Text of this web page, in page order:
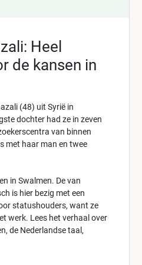
Heel
de kansen in
(48) uit Syrië in
dochter had ze in zeven
van binnen
met haar man en twee
in Swalmen. De van
is hier bezig met een
statushouders, want ze
werk. Lees het verhaal over
de Nederlandse taal,